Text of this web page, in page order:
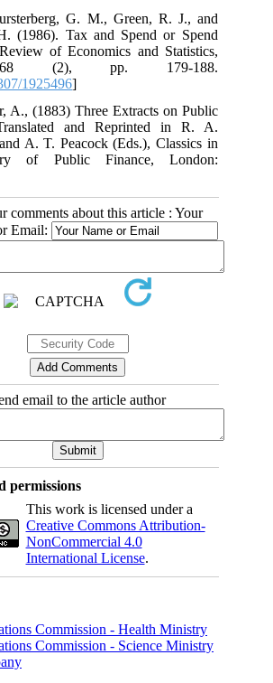
G. M., Green, R. J., and
(1986). Tax and Spend or Spend
of Economics and Statistics,
(2), pp. 179-188.
1925496]
A., (1883) Three Extracts on Public
and Reprinted in R. A.
A. T. Peacock (Eds.), Classics in
of Public Finance, London:
comments about this article : Your
Email:
email to the article author
permissions
This work is licensed under a
Creative Commons Attribution-
NonCommercial 4.0
International License.
Commission - Health Ministry
Commission - Science Ministry